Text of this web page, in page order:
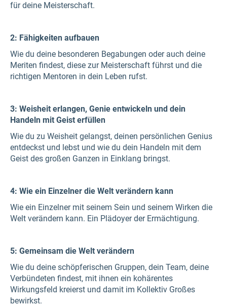
für deine Meisterschaft.
2: Fähigkeiten aufbauen
Wie du deine besonderen Begabungen oder auch deine
Meriten findest, diese zur Meisterschaft führst und die
richtigen Mentoren in dein Leben rufst.
3: Weisheit erlangen, Genie entwickeln und dein
Handeln mit Geist erfüllen
Wie du zu Weisheit gelangst, deinen persönlichen Genius
entdeckst und lebst und wie du dein Handeln mit dem
Geist des großen Ganzen in Einklang bringst.
4: Wie ein Einzelner die Welt verändern kann
Wie ein Einzelner mit seinem Sein und seinem Wirken die
Welt verändern kann. Ein Plädoyer der Ermächtigung.
5: Gemeinsam die Welt verändern
Wie du deine schöpferischen Gruppen, dein Team, deine
Verbündeten findest, mit ihnen ein kohärentes
Wirkungsfeld kreierst und damit im Kollektiv Großes
bewirkst.